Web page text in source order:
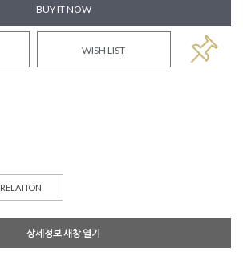
BUY IT NOW
WISH LIST
RELATION
상세정보 새창 열기